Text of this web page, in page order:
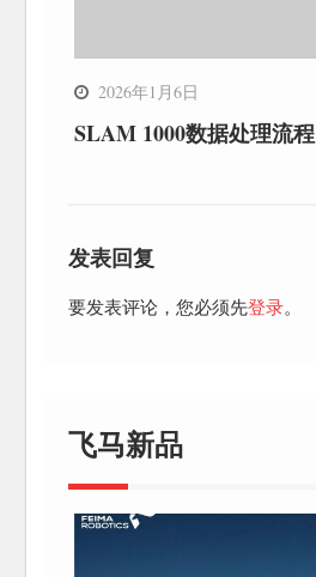
2026年1月6日
SLAM 1000数据处理流程
发表回复
要发表评论，您必须先登录。
飞马新品